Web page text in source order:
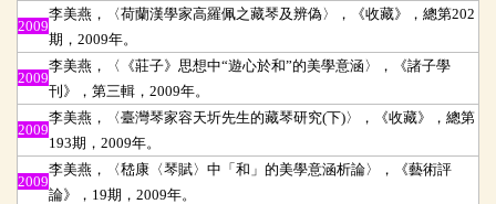
2009
李美燕，〈荷蘭漢學家高羅佩之藏琴及辨偽〉，《收藏》，總第202
期，2009年。
2009
李美燕，〈《莊子》思想中“遊心於和”的美學意涵〉，《諸子學
刊》，第三輯，2009年。
2009
李美燕，〈臺灣琴家容天圻先生的藏琴研究(下)〉，《收藏》，總第
193期，2009年。
2009
李美燕，〈嵇康〈琴賦〉中「和」的美學意涵析論〉，《藝術評
論》，19期，2009年。